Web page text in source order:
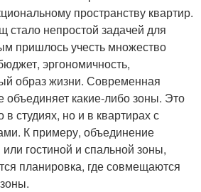
пространству квартир.
непростой задачей для
пришлось учесть множество
эргономичность,
образ жизни. Современная
объединяет какие-либо зоны. Это
в студиях, но и в квартирах с
К примеру, объединение
гостиной и спальной зоны,
планировка, где совмещаются